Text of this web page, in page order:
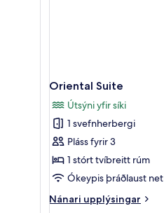
Oriental Suite
Útsýni yfir síki
1 svefnherbergi
Pláss fyrir 3
1 stórt tvíbreitt rúm
Ókeypis þráðlaust net
Nánari upplýsingar
Nánari